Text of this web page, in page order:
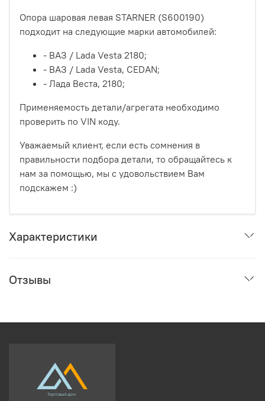
Опора шаровая левая STARNER (S600190)
подходит на следующие марки автомобилей:
- ВАЗ / Lada Vesta 2180;
- ВАЗ / Lada Vesta, CEDAN;
- Лада Веста, 2180;
Применяемость детали/агрегата необходимо
проверить по VIN коду.
Уважаемый клиент, если есть сомнения в
правильности подбора детали, то обращайтесь к
нам за помощью, мы с удовольствием Вам
подскажем :)
Характеристики
Отзывы